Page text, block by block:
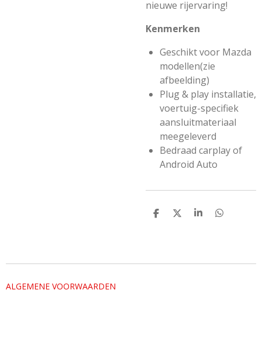
nieuwe rijervaring!
Kenmerken
Geschikt voor Mazda
modellen(zie
afbeelding)
Plug & play installatie,
voertuig-specifiek
aansluitmateriaal
meegeleverd
Bedraad carplay of
Android Auto
D
D
S
D
ALGEMENE VOORWAARDEN